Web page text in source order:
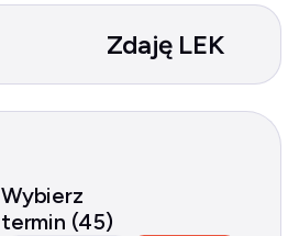
Zdaję LEK
Wybierz
termin (45)